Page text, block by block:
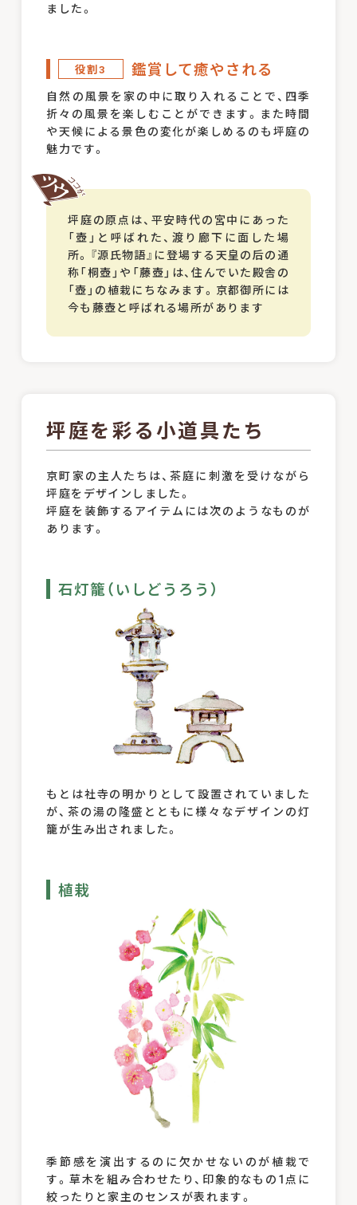
ました。
役割3 鑑賞して癒やされる
自然の風景を家の中に取り入れることで、四季
折々の風景を楽しむことができます。また時間
や天候による景色の変化が楽しめるのも坪庭の
魅力です。
坪庭の原点は、平安時代の宮中にあった
「壺」と呼ばれた、渡り廊下に面した場
所。『源氏物語』に登場する天皇の后の通
称「桐壺」や「藤壺」は、住んでいた殿舎の
「壺」の植栽にちなみます。京都御所には
今も藤壺と呼ばれる場所があります
坪庭を彩る小道具たち
京町家の主人たちは、茶庭に刺激を受けながら
坪庭をデザインしました。
坪庭を装飾するアイテムには次のようなものが
あります。
石灯籠（いしどうろう）
もとは社寺の明かりとして設置されていました
が、茶の湯の隆盛とともに様々なデザインの灯
籠が生み出されました。
植栽
季節感を演出するのに欠かせないのが植栽で
す。草木を組み合わせたり、印象的なもの1点に
絞ったりと家主のセンスが表れます。